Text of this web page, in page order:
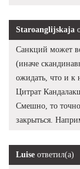
Staroanglijskaja
Санкций может
(иначе
ожидать, что и к
Цитрат
Смешно, то
закрыться.
Luise ответил(а)